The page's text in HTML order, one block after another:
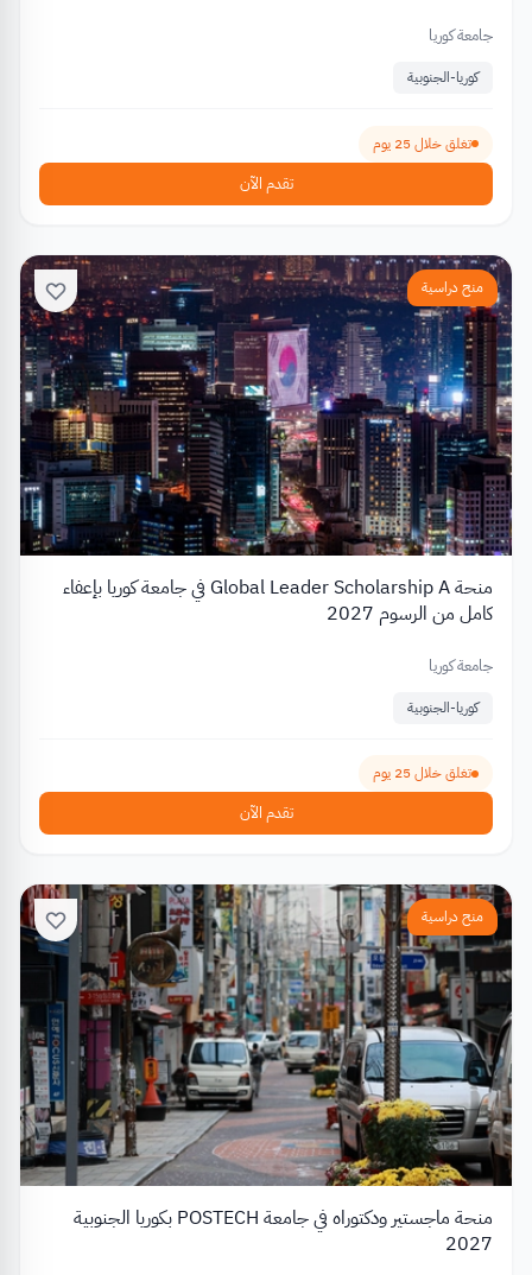
جامعة كوريا
كوريا-الجنوبية
تغلق خلال 25 يوم
تقدم الآن
منح دراسية
منحة Global Leader Scholarship A في جامعة كوريا بإعفاء
كامل من الرسوم 2027
جامعة كوريا
كوريا-الجنوبية
تغلق خلال 25 يوم
تقدم الآن
منح دراسية
منحة ماجستير ودكتوراه في جامعة POSTECH بكوريا الجنوبية
2027